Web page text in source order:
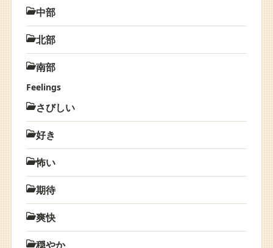
中部
北部
南部
Feelings
さびしい
好き
怖い
期待
爽快
穏やか